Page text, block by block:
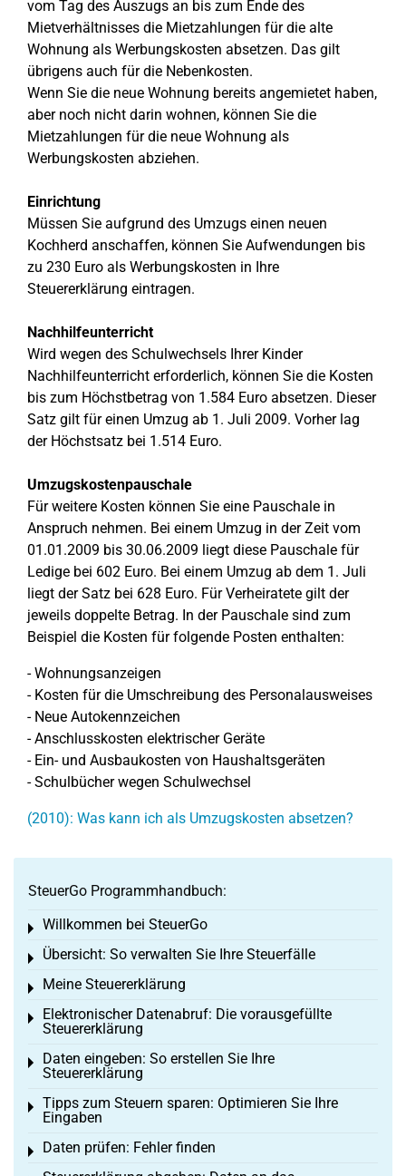
vom Tag des Auszugs an bis zum Ende des
Mietverhältnisses die Mietzahlungen für die alte
Wohnung als Werbungskosten absetzen. Das gilt
übrigens auch für die Nebenkosten.
Wenn Sie die neue Wohnung bereits angemietet haben,
aber noch nicht darin wohnen, können Sie die
Mietzahlungen für die neue Wohnung als
Werbungskosten abziehen.
Einrichtung
Müssen Sie aufgrund des Umzugs einen neuen
Kochherd anschaffen, können Sie Aufwendungen bis
zu 230 Euro als Werbungskosten in Ihre
Steuererklärung eintragen.
Nachhilfeunterricht
Wird wegen des Schulwechsels Ihrer Kinder
Nachhilfeunterricht erforderlich, können Sie die Kosten
bis zum Höchstbetrag von 1.584 Euro absetzen. Dieser
Satz gilt für einen Umzug ab 1. Juli 2009. Vorher lag
der Höchstsatz bei 1.514 Euro.
Umzugskostenpauschale
Für weitere Kosten können Sie eine Pauschale in
Anspruch nehmen. Bei einem Umzug in der Zeit vom
01.01.2009 bis 30.06.2009 liegt diese Pauschale für
Ledige bei 602 Euro. Bei einem Umzug ab dem 1. Juli
liegt der Satz bei 628 Euro. Für Verheiratete gilt der
jeweils doppelte Betrag. In der Pauschale sind zum
Beispiel die Kosten für folgende Posten enthalten:
- Wohnungsanzeigen
- Kosten für die Umschreibung des Personalausweises
- Neue Autokennzeichen
- Anschlusskosten elektrischer Geräte
- Ein- und Ausbaukosten von Haushaltsgeräten
- Schulbücher wegen Schulwechsel
(2010): Was kann ich als Umzugskosten absetzen?
SteuerGo Programmhandbuch:
Willkommen bei SteuerGo
Toggle menu
Übersicht: So verwalten Sie Ihre Steuerfälle
Toggle menu
Meine Steuererklärung
Toggle menu
Elektronischer Datenabruf: Die vorausgefüllte
Steuererklärung
Toggle menu
Daten eingeben: So erstellen Sie Ihre
Steuererklärung
Toggle menu
Tipps zum Steuern sparen: Optimieren Sie Ihre
Eingaben
Toggle menu
Daten prüfen: Fehler finden
Toggle menu